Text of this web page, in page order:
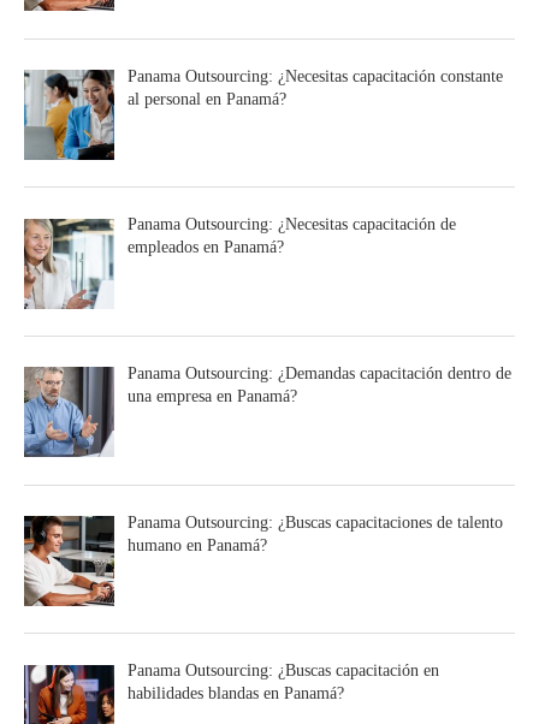
Panama Outsourcing: ¿Necesitas capacitación constante
al personal en Panamá?
Panama Outsourcing: ¿Necesitas capacitación de
empleados en Panamá?
Panama Outsourcing: ¿Demandas capacitación dentro de
una empresa en Panamá?
Panama Outsourcing: ¿Buscas capacitaciones de talento
humano en Panamá?
Panama Outsourcing: ¿Buscas capacitación en
habilidades blandas en Panamá?